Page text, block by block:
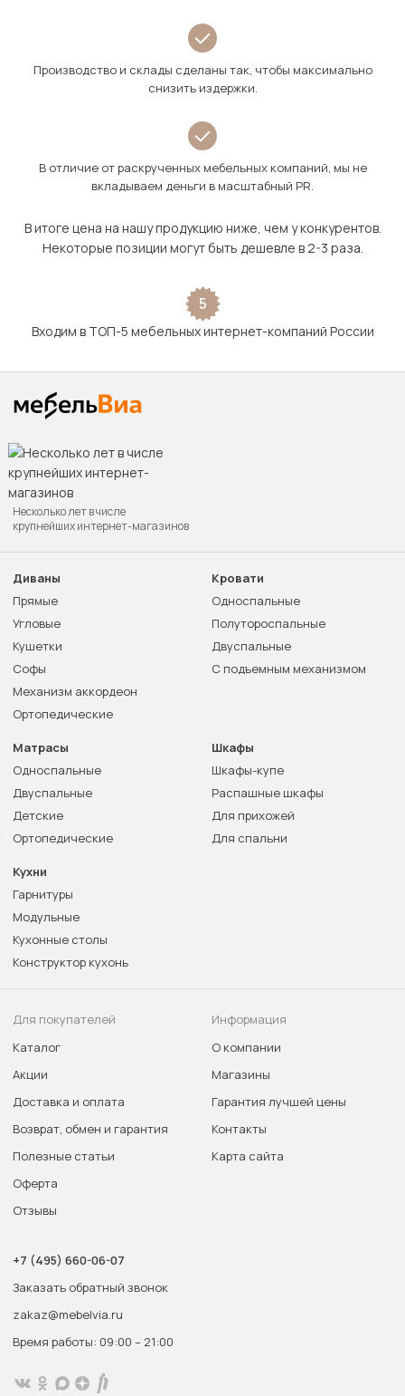
Производство и склады сделаны так, чтобы максимально
снизить издержки.
В отличие от раскрученных мебельных компаний, мы не
вкладываем деньги в масштабный PR.
В итоге цена на нашу продукцию ниже, чем у конкурентов.
Некоторые позиции могут быть дешевле в 2-3 раза.
5
Входим в ТОП-5 мебельных интернет-компаний России
Несколько лет в числе
крупнейших интернет-магазинов
Диваны
Прямые
Угловые
Кушетки
Софы
Механизм аккордеон
Ортопедические
Кровати
Односпальные
Полутороспальные
Двуспальные
С подъемным механизмом
Матрасы
Односпальные
Двуспальные
Детские
Ортопедические
Шкафы
Шкафы-купе
Распашные шкафы
Для прихожей
Для спальни
Кухни
Гарнитуры
Модульные
Кухонные столы
Конструктор кухонь
Для покупателей
Каталог
Акции
Доставка и оплата
Возврат, обмен и гарантия
Полезные статьи
Оферта
Отзывы
Информация
О компании
Магазины
Гарантия лучшей цены
Контакты
Карта сайта
+7 (495) 660-06-07
Заказать обратный звонок
zakaz@mebelvia.ru
Время работы: 09:00 – 21:00